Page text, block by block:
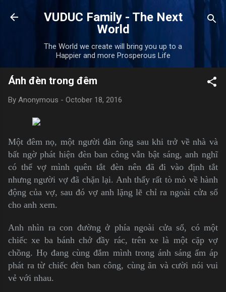
Skip to main content
VUDUC Family - The Next
World
The World we create will bring you up to a
Happier and more Prosperous Life
Ánh đèn trong đêm
By Anonymous - October 18, 2016
Một đêm nọ, một người đàn ông sau khi trở về nhà và
bất ngờ phát hiện đèn ban công vẫn bật sáng, anh nghĩ
có thể vợ mình quên tắt đèn nên đã đi vào định tắt
nhưng người vợ đã chặn lại. Anh thấy rất tò mò về hành
động của vợ, sau đó vợ anh lặng lẽ chỉ ra ngoài cửa sổ
cho anh xem.
Anh nhìn ra con đường ở phía ngoài cửa sổ, có một
chiếc xe ba bánh chở đầy rác, trên xe là một cặp vợ
chồng. Họ đang cùng đắm mình trong ánh sáng ấm áp
phát ra từ chiếc đèn ban công, cùng ăn và cười nói vui
vẻ với nhau.